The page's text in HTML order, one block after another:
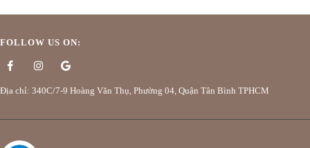
FOLLOW US ON:
Địa chỉ: 340C/7-9 Hoàng Văn Thụ, Phường 04, Quận Tân Bình TPHCM